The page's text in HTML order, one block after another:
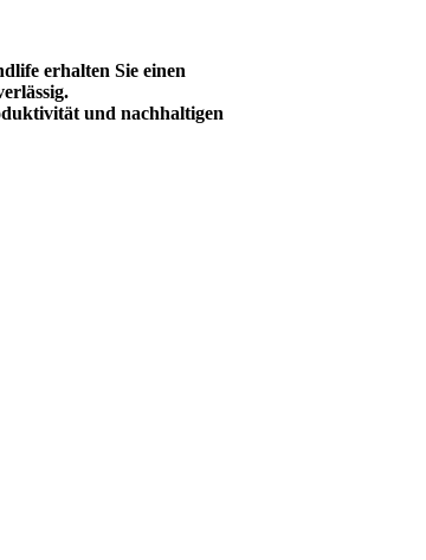
erhalten Sie einen
und nachhaltigen